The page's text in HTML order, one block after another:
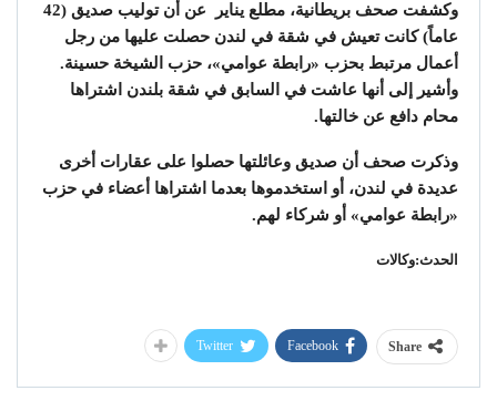
وكشفت صحف بريطانية، مطلع يناير عن أن توليب صديق (42
عاماً) كانت تعيش في شقة في لندن حصلت عليها من رجل
أعمال مرتبط بحزب «رابطة عوامي»، حزب الشيخة حسينة.
وأشير إلى أنها عاشت في السابق في شقة بلندن اشتراها
محام دافع عن خالتها.
وذكرت صحف أن صديق وعائلتها حصلوا على عقارات أخرى
عديدة في لندن، أو استخدموها بعدما اشتراها أعضاء في حزب
«رابطة عوامي» أو شركاء لهم.
الحدث:وكالات
Share
Facebook
Twitter